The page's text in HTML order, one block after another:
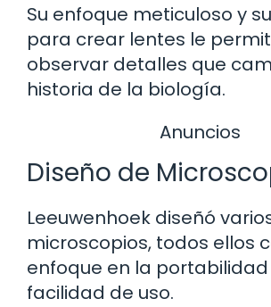
Su enfoque meticuloso y
para crear lentes le
observar detalles que
historia de la biología.
Anuncios
Diseño de
Leeuwenhoek diseñó
microscopios, todos ellos
enfoque en la portabilidad
facilidad de uso.